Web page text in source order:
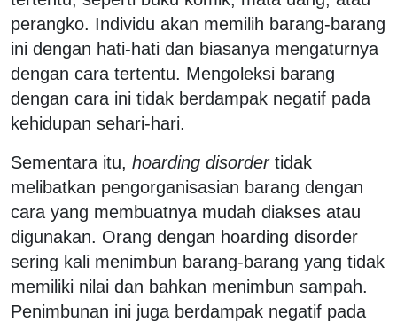
perangko. Individu akan memilih barang-barang
ini dengan hati-hati dan biasanya mengaturnya
dengan cara tertentu. Mengoleksi barang
dengan cara ini tidak berdampak negatif pada
kehidupan sehari-hari.
Sementara itu, hoarding disordertidak
melibatkan pengorganisasian barang dengan
cara yang membuatnya mudah diakses atau
digunakan. Orang dengan hoarding disorder
sering kali menimbun barang-barang yang tidak
memiliki nilai dan bahkan menimbun sampah.
Penimbunan ini juga berdampak negatif pada